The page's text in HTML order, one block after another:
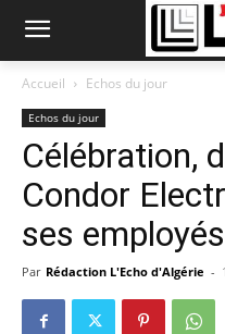
Accueil Echos du jour
Echos du jour
Célébration,
Condor
ses employés
Par Rédaction L'Echo d'Algérie -